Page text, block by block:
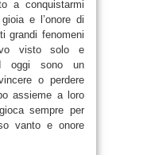
a conquistarmi
e l’onore di
grandi fenomeni
visto solo e
oggi sono un
o perdere
assieme a loro
sempre per
vanto e onore